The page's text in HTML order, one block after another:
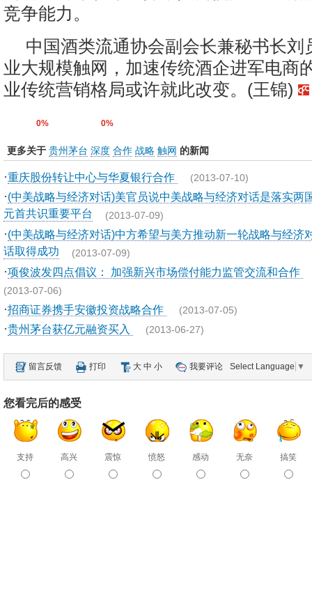
竞争能力。
中国酒类流通协会副会长兼秘书长刘
业大规模触网，加速传统酒企进军电商
业传统营销格局或许就此改变。(王锦)
0% 0%
更多关于 贵州茅台 深度 合作 战略 触网 的新闻
·重庆股份转让中心与华夏银行合作 (2013-07-10)
·(中美战略与经济对话)美官员说中美战略与经济对话是落实两
元首共识重要平台 (2013-07-09)
·(中美战略与经济对话)中方希望与美方推动新一轮战略与经济
话取得成功 (2013-07-09)
·项俊波发四点倡议： 加强新兴市场偿付能力监管交流和合作
(2013-07-06)
·招商证券携手安徽投资战略合作 (2013-07-05)
·贵州茅台获亿元融资买入 (2013-06-27)
留言反馈 打印 大 中 小 我要评论 Select Language ▼
您看完后的感受
支持 高兴 震惊 愤怒 感动 无奈 搞笑